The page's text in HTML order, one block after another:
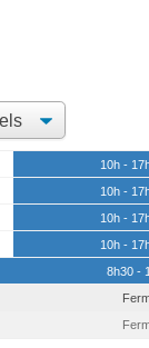
10h -
10h -
10h -
10h -
8h30 -